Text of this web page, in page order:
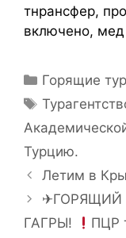
тнрансфер,
включено, мед
Горящие
Турцию.
Летим в
✈ГОРЯЩИЙ
ГАГРЫ!
ПЦР